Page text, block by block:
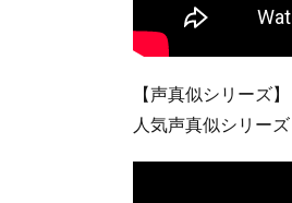
【声真似シリーズ】
人気声真似シリーズ